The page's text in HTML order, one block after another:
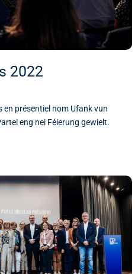
2022
présentiel nom Ufank vun
eng nei Féierung gewielt.